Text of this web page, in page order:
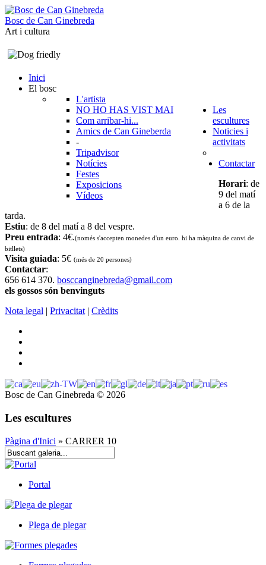
Bosc de Can Ginebreda
Art i cultura
Inici
El bosc
L'artista
NO HO HAS VIST MAI
Com arribar-hi...
Amics de Can Gineberda
-
Tripadvisor
Les
escultures
Noticies i
activitats
Notícies
Festes
Exposicions
Vídeos
Contactar
Horari: de
9 del matí
a 6 de la
tarda.
Estiu: de 8 del matí a 8 del vespre.
Preu entrada: 4€.(només s'accepten monedes d'un euro. hi ha màquina de canvi de
bitllets)
Visita guiada: 5€ (més de 20 persones)
Contactar:
656 614 370. bosccanginebreda@gmail.com
els gossos són benvinguts
Nota legal | Privacitat | Crèdits
Bosc de Can Ginebreda © 2026
Les escultures
Pàgina d'Inici » CARRER 10
Portal
Plega de plegar